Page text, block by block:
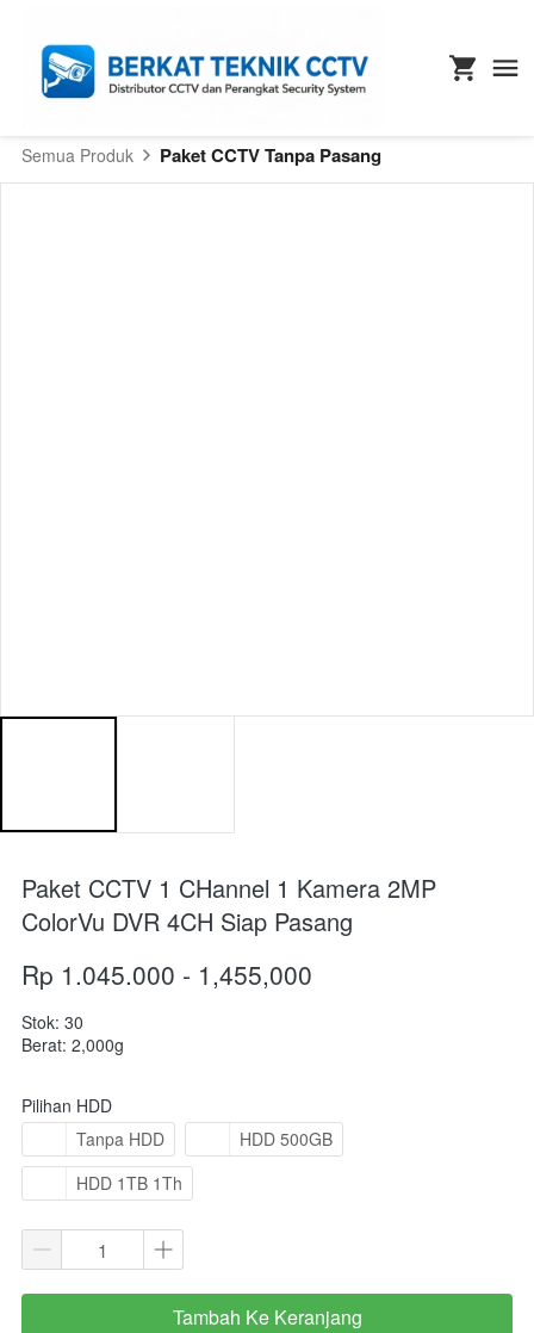
Semua Produk Paket CCTV Tanpa Pasang
Paket CCTV 1 CHannel 1 Kamera 2MP
ColorVu DVR 4CH Siap Pasang
Rp 1.045.000 - 1,455,000
Stok: 30
Berat: 2,000g
Pilihan HDD
Tanpa HDD
HDD 500GB
HDD 1TB 1Th
`
Tambah Ke Keranjang